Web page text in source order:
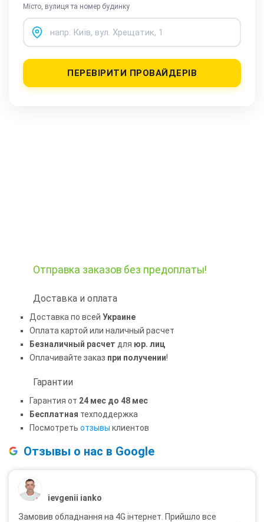
Місто, вулиця та номер будинку
ПЕРЕВІРИТИ ПРОВАЙДЕРІВ
Отправка заказов без предоплаты!
Доставка и оплата
Доставка по всей Украине
Оплата картой или наличный расчет
Безналичный расчет для юр. лиц
Оплачивайте заказ при получении!
Гарантии
Гарантия от 24 мес до 48 мес
Бесплатная техподдержка
Посмотреть отзывы клиентов
Отзывы о нас в Google
ievgenii ianko
Замовив обладнання на 4G інтернет. Прийшло все